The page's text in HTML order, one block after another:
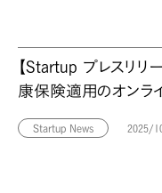
【Startup プレスリ
康保険適用のオンラ
Startup News 2025/